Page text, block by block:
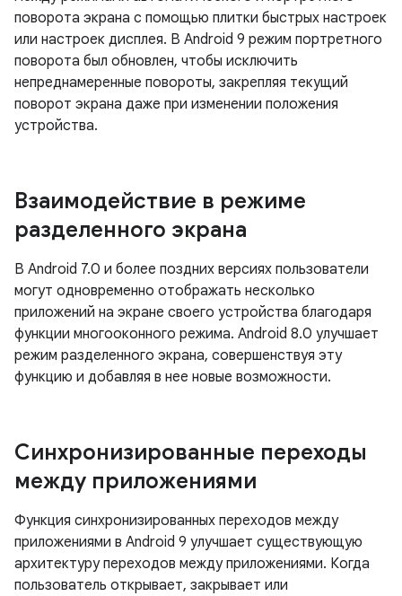
поворота экрана с помощью плитки быстрых настроек
или настроек дисплея. В Android 9 режим портретного
поворота был обновлен, чтобы исключить
непреднамеренные повороты, закрепляя текущий
поворот экрана даже при изменении положения
устройства.
Взаимодействие в режиме
разделенного экрана
В Android 7.0 и более поздних версиях пользователи
могут одновременно отображать несколько
приложений на экране своего устройства благодаря
функции многооконного режима. Android 8.0 улучшает
режим разделенного экрана, совершенствуя эту
функцию и добавляя в нее новые возможности.
Синхронизированные переходы
между приложениями
Функция синхронизированных переходов между
приложениями в Android 9 улучшает существующую
архитектуру переходов между приложениями. Когда
пользователь открывает, закрывает или